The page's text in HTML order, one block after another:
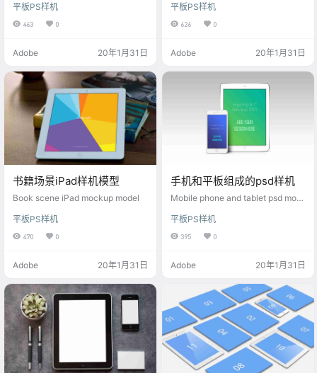
平板PS样机
463 0
Adobe 20年1月31日
平板PS样机
626 0
Adobe 20年1月31日
书籍场景iPad样机模型
Book scene iPad mockup model
平板PS样机
470 0
Adobe 20年1月31日
手机和平板组成的psd样机
Mobile phone and tablet psd moc
平板PS样机
395 0
Adobe 20年1月31日